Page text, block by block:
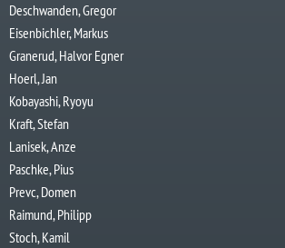
Deschwanden, Gregor
Eisenbichler, Markus
Granerud, Halvor Egner
Hoerl, Jan
Kobayashi, Ryoyu
Kraft, Stefan
Lanisek, Anze
Paschke, Pius
Prevc, Domen
Raimund, Philipp
Stoch, Kamil